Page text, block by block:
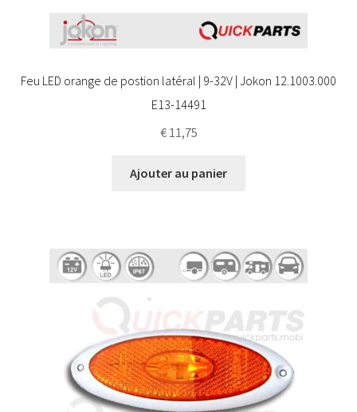
Feu LED orange de postion latéral | 9-32V | Jokon 12.1003.000
E13-14491
€11,75
Ajouter au panier